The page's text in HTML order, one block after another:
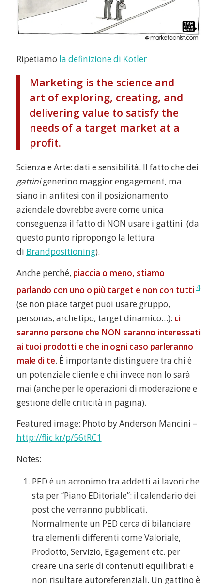
Ripetiamo la definizione di Kotler
Marketing is the science and
art of exploring, creating, and
delivering value to satisfy the
needs of a target market at a
profit.
Scienza e Arte: dati e sensibilità. Il fatto che dei
gattinigenerino maggior engagement, ma
siano in antitesi con il posizionamento
aziendale dovrebbe avere come unica
conseguenza il fatto di NON usare i gattini (da
questo punto ripropongo la lettura
di Brandpositioning).
Anche perché, piaccia o meno, stiamo
parlando con uno o più target e non con tutti 4
(se non piace target puoi usare gruppo,
personas, archetipo, target dinamico…): ci
saranno persone che NON saranno interessati
ai tuoi prodotti e che in ogni caso parleranno
male di te. È importante distinguere tra chi è
un potenziale cliente e chi invece non lo sarà
mai (anche per le operazioni di moderazione e
gestione delle criticità in pagina).
Featured image: Photo by Anderson Mancini –
http://flic.kr/p/56tRC1
Notes:
PED è un acronimo tra addetti ai lavori che
sta per “Piano EDitoriale”: il calendario dei
post che verranno pubblicati.
Normalmente un PED cerca di bilanciare
tra elementi differenti come Valoriale,
Prodotto, Servizio, Egagement etc. per
creare una serie di contenuti equilibrati e
non risultare autoreferenziali. Un gattino è